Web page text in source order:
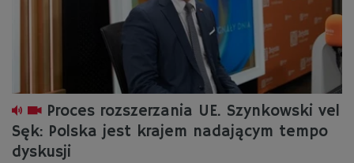
Proces rozszerzania UE. Szynkowski vel
Sęk: Polska jest krajem nadającym tempo
dyskusji